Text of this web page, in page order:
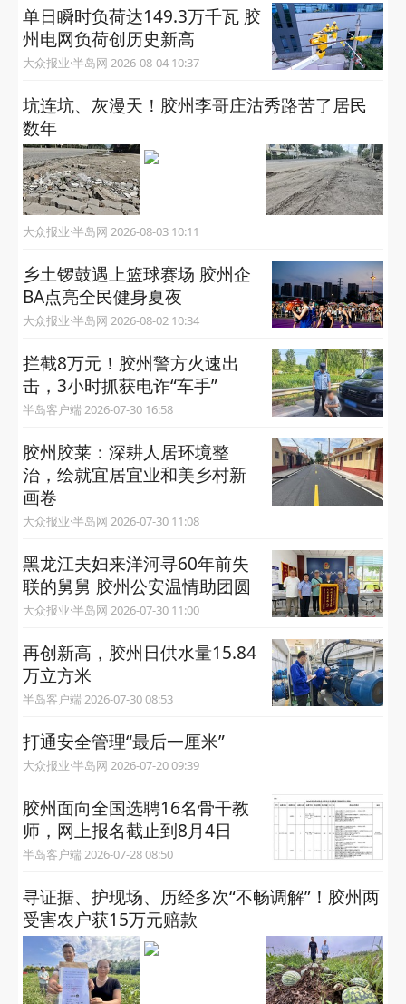
单日瞬时负荷达149.3万千瓦 胶
州电网负荷创历史新高
大众报业·半岛网 2026-08-04 10:37
坑连坑、灰漫天！胶州李哥庄沽秀路苦了居民
数年
大众报业·半岛网 2026-08-03 10:11
乡土锣鼓遇上篮球赛场 胶州企
BA点亮全民健身夏夜
大众报业·半岛网 2026-08-02 10:34
拦截8万元！胶州警方火速出
击，3小时抓获电诈“车手”
半岛客户端 2026-07-30 16:58
胶州胶莱：深耕人居环境整
治，绘就宜居宜业和美乡村新
画卷
大众报业·半岛网 2026-07-30 11:08
黑龙江夫妇来洋河寻60年前失
联的舅舅 胶州公安温情助团圆
大众报业·半岛网 2026-07-30 11:00
再创新高，胶州日供水量15.84
万立方米
半岛客户端 2026-07-30 08:53
打通安全管理“最后一厘米”
大众报业·半岛网 2026-07-20 09:39
胶州面向全国选聘16名骨干教
师，网上报名截止到8月4日
半岛客户端 2026-07-28 08:50
寻证据、护现场、历经多次“不畅调解”！胶州两
受害农户获15万元赔款